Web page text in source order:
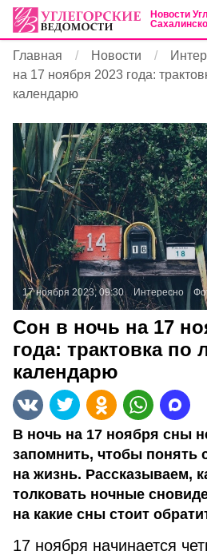
Новости
Главная Новости
на 17 ноября 2023 года:
календарю
17 ноября 2023, 09:30 Интересно
Сон в ночь на 17
года: трактовка по
календарю
В ночь на 17 ноября сны
запомнить, чтобы понять
на жизнь. Рассказываем,
толковать ночные
на какие сны стоит
17 ноября начинается